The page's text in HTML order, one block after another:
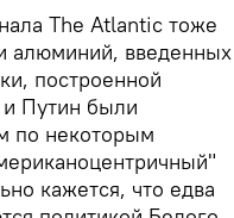
The Atlantic тоже
алюминий, введенных
построенной
Путин были
по некоторым
кажется, что едва